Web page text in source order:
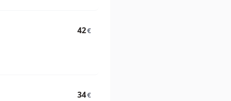
42€
34€